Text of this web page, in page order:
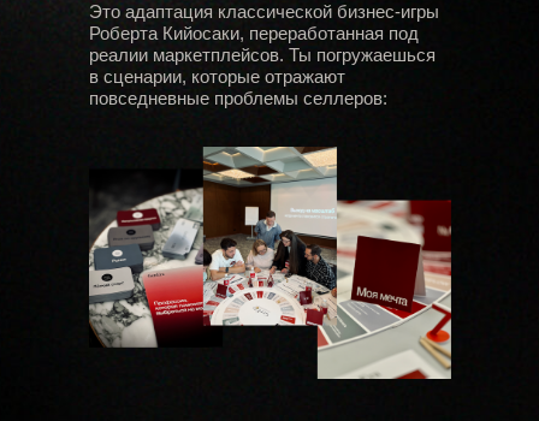
Это адаптация классической бизнес-игры
Роберта Кийосаки, переработанная под
реалии маркетплейсов. Ты погружаешься
в сценарии, которые отражают
повседневные проблемы селлеров: